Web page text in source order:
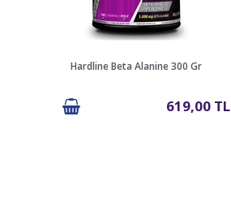
Hardline Beta Alanine 300 Gr
619,00 TL